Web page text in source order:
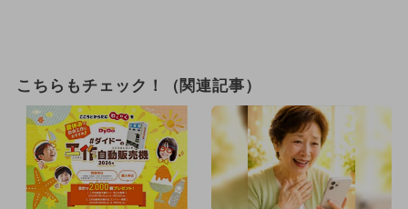
こちらもチェック！（関連記事）